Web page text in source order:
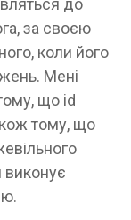
до
за своєю
коли його
Мені
що id
тому, що